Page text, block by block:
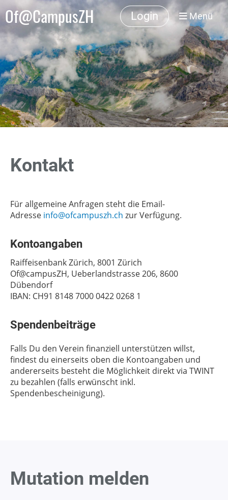
Of@CampusZH Login Menü
Kontakt
Für allgemeine Anfragen steht die Email-
Adresse info@ofcampuszh.ch zur Verfügung.
Kontoangaben
Raiffeisenbank Zürich, 8001 Zürich
Of@campusZH, Ueberlandstrasse 206, 8600
Dübendorf
IBAN: CH91 8148 7000 0422 0268 1
Spendenbeiträge
Falls Du den Verein finanziell unterstützen willst,
findest du einerseits oben die Kontoangaben und
andererseits besteht die Möglichkeit direkt via TWINT
zu bezahlen (falls erwünscht inkl.
Spendenbescheinigung).
Mutation melden